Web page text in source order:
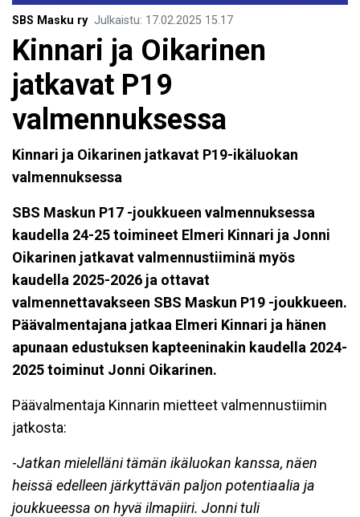
SBS Masku ry Julkaistu: 17.02.2025 15.17
Kinnari ja Oikarinen
jatkavat P19
valmennuksessa
Kinnari ja Oikarinen jatkavat P19-ikäluokan
valmennuksessa
SBS Maskun P17 -joukkueen valmennuksessa
kaudella 24-25 toimineet Elmeri Kinnari ja Jonni
Oikarinen jatkavat valmennustiiminä myös
kaudella 2025-2026 ja ottavat
valmennettavakseen SBS Maskun P19 -joukkueen.
Päävalmentajana jatkaa Elmeri Kinnari ja hänen
apunaan edustuksen kapteeninakin kaudella 2024-
2025 toiminut Jonni Oikarinen.
Päävalmentaja Kinnarin mietteet valmennustiimin
jatkosta:
-Jatkan mielelläni tämän ikäluokan kanssa, näen
heissä edelleen järkyttävän paljon potentiaalia ja
joukkueessa on hyvä ilmapiiri. Jonni tuli